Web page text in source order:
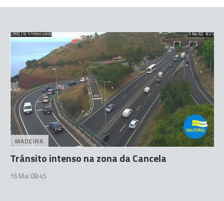
MADEIRA
Trânsito intenso na zona da Cancela
16 Mai 08:45